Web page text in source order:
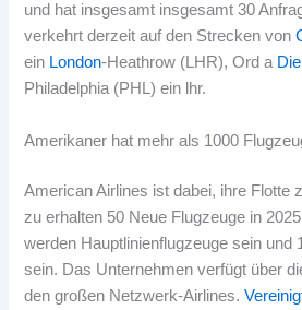
und hat insgesamt insgesamt 30
verkehrt derzeit auf den Strecken von
ein London-Heathrow (LHR), Ord a
Philadelphia (PHL) ein lhr.
Amerikaner hat mehr als 1000
American Airlines ist dabei, ihre Flotte
zu erhalten 50 Neue Flugzeuge in 2025
werden Hauptlinienflugzeuge sein und
sein. Das Unternehmen verfügt über
den großen Netzwerk-Airlines.